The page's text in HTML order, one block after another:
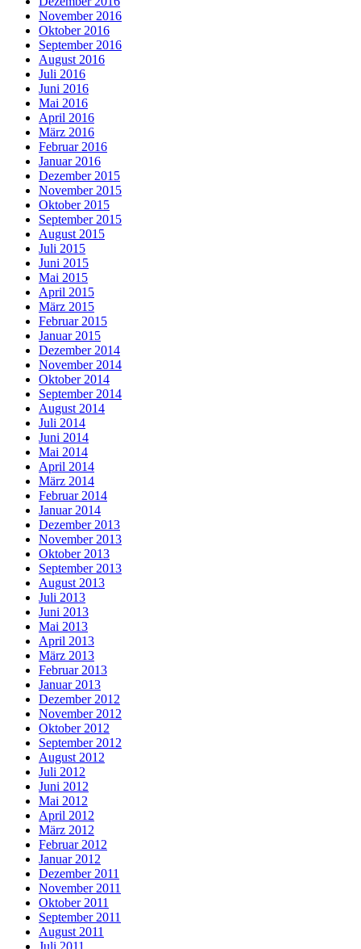
November 2016
Oktober 2016
September 2016
August 2016
Juli 2016
Juni 2016
Mai 2016
April 2016
März 2016
Februar 2016
Januar 2016
Dezember 2015
November 2015
Oktober 2015
September 2015
August 2015
Juli 2015
Juni 2015
Mai 2015
April 2015
März 2015
Februar 2015
Januar 2015
Dezember 2014
November 2014
Oktober 2014
September 2014
August 2014
Juli 2014
Juni 2014
Mai 2014
April 2014
März 2014
Februar 2014
Januar 2014
Dezember 2013
November 2013
Oktober 2013
September 2013
August 2013
Juli 2013
Juni 2013
Mai 2013
April 2013
März 2013
Februar 2013
Januar 2013
Dezember 2012
November 2012
Oktober 2012
September 2012
August 2012
Juli 2012
Juni 2012
Mai 2012
April 2012
März 2012
Februar 2012
Januar 2012
Dezember 2011
November 2011
Oktober 2011
September 2011
August 2011
Juli 2011